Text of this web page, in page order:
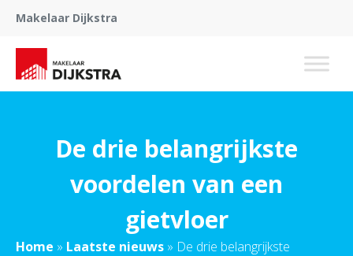
Makelaar Dijkstra
De drie belangrijkste
voordelen van een
gietvloer
Home » Laatste nieuws » De drie belangrijkste